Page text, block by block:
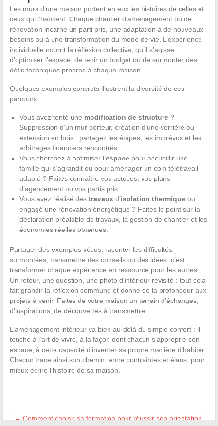
Les murs d’une maison portent en eux les histoires de celles et
ceux qui l’habitent. Chaque chantier d’aménagement ou de
rénovation incarne un parti pris, une adaptation à de nouveaux
besoins ou à une transformation du mode de vie. L’expérience
individuelle nourrit la réflexion collective, qu’il s’agisse
d’optimiser l’espace, de tenir un budget ou de surmonter des
défis techniques propres à chaque maison.
Quelques exemples concrets illustrent la diversité de ces
parcours :
Vous avez tenté une modification de structure?
Suppression d’un mur porteur, création d’une verrière ou
extension en bois : partagez les étapes, les imprévus et les
arbitrages financiers rencontrés.
Vous cherchez à optimiser l’espacepour accueillir une
famille qui s’agrandit ou pour aménager un coin télétravail
adapté ? Faites connaître vos astuces, vos plans
d’agencement ou vos partis pris.
Vous avez réalisé des travauxd’isolation thermiqueou
engagé une rénovation énergétique ? Faites le point sur la
déclaration préalable de travaux, la gestion de chantier et les
économies réelles obtenues.
Partager des exemples vécus, raconter les difficultés
surmontées, transmettre des conseils ou des idées, c’est
transformer chaque expérience en ressource pour les autres.
Un retour, une question, une photo d’intérieur revisité : tout cela
fait grandir la réflexion commune et donne de la profondeur aux
projets à venir. Faites de votre maison un terrain d’échanges,
d’inspirations, de découvertes à transmettre.
L’aménagement intérieur va bien au-delà du simple confort : il
touche à l’art de vivre, à la façon dont chacun s’approprie son
espace, à cette capacité d’inventer sa propre manière d’habiter.
Chacun trace ainsi son chemin, entre contraintes et élans, pour
mieux écrire l’histoire de sa maison.
← Comment choisir sa formation pour réussir son orientation